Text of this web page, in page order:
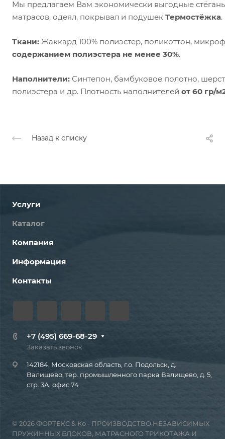
Мы предлагаем Вам экономически выгодные
матрасов, одеял, покрывал и подушек Термостёжка.
Ткани: Жаккард 100% полиэстер, поликоттон,
содержанием полиэстера не менее 30%.
Наполнители: Синтепон, бамбуковое полотно,
полиэстера и др. Плотность наполнителей от 60 гр/
Назад к списку
Услуги
Каталог
Компания
Информация
Контакты
+7 (495) 669-68-29
Заказать звонок
142184, Московская область, г.о. Подольск, д.
Валищево, тер. промышленного парка Валищево, д. 5,
стр. 3А, офис 74
© 2026 ФОРТЕКС & Ко - ПРОИЗВОДСТВО НЕЗАВИСИМЫХ
ПРУЖИННЫХ БЛОКОВ, МАТРАСНОГО ТРИКОТАЖА И